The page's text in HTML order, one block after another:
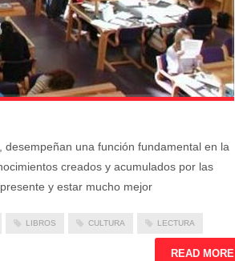
una función fundamental en la
creados y acumulados por las
y estar mucho mejor
LIBROS CULTURA LECTURA
READ MORE